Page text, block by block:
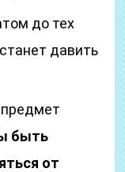
до тех
давить
быть
от